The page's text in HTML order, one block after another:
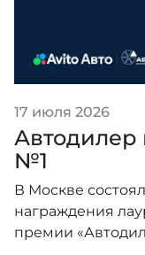
17 июля 2026
№1
В Москве
награждения
премии